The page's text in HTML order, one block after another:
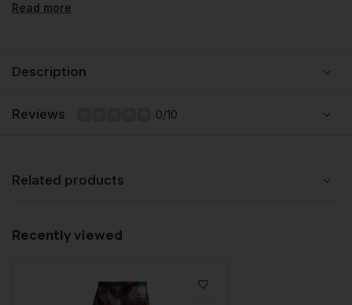
Read more
Description
Reviews 0/10
Related products
Recently viewed